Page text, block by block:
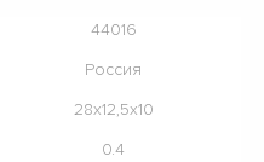
44016
Россия
28х12,5х10
0.4